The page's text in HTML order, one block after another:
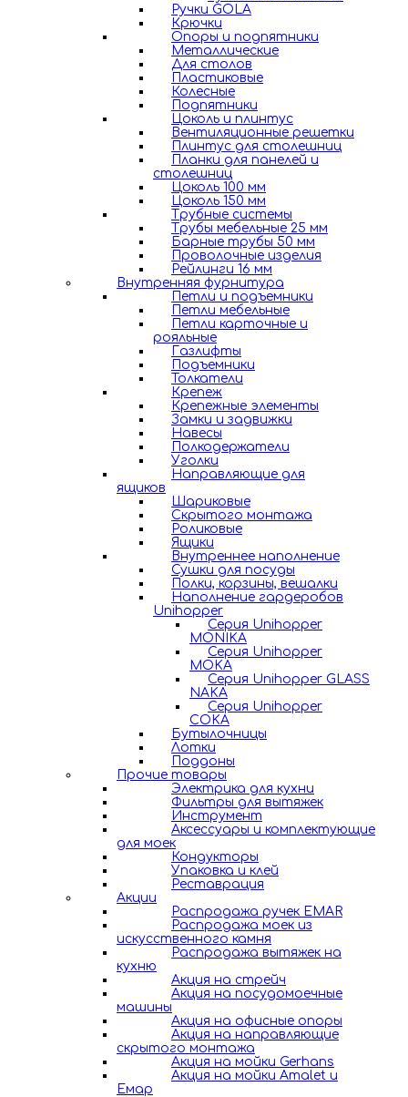
Ручки GOLA
Крючки
Опоры и подпятники
Металлические
Для столов
Пластиковые
Колесные
Подпятники
Цоколь и плинтус
Вентиляционные решетки
Плинтус для столешниц
Планки для панелей и
столешниц
Цоколь 100 мм
Цоколь 150 мм
Трубные системы
Трубы мебельные 25 мм
Барные трубы 50 мм
Проволочные изделия
Рейлинги 16 мм
Внутренняя фурнитура
Петли и подъемники
Петли мебельные
Петли карточные и
рояльные
Газлифты
Подъемники
Толкатели
Крепеж
Крепежные элементы
Замки и задвижки
Навесы
Полкодержатели
Уголки
Направляющие для
ящиков
Шариковые
Скрытого монтажа
Роликовые
Ящики
Внутреннее наполнение
Сушки для посуды
Полки, корзины, вешалки
Наполнение гардеробов
Unihopper
Серия Unihopper
MONIKA
Серия Unihopper
MOKA
Серия Unihopper GLASS
NAKA
Серия Unihopper
COKA
Бутылочницы
Лотки
Поддоны
Прочие товары
Электрика для кухни
Фильтры для вытяжек
Инструмент
Аксессуары и комплектующие
для моек
Кондукторы
Упаковка и клей
Реставрация
Акции
Распродажа ручек EMAR
Распродажа моек из
искусственного камня
Распродажа вытяжек на
кухню
Акция на стрейч
Акция на посудомоечные
машины
Акция на офисные опоры
Акция на направляющие
скрытого монтажа
Акция на мойки Gerhans
Акция на мойки Amalet и
Емар